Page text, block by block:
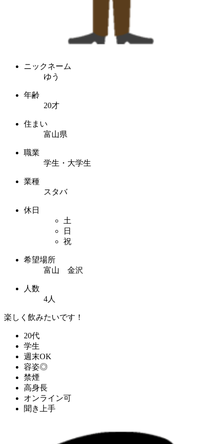
ニックネーム
ゆう
年齢
20才
住まい
富山県
職業
学生・大学生
業種
スタバ
休日
土
日
祝
希望場所
富山 金沢
人数
4人
楽しく飲みたいです！
20代
学生
週末OK
容姿◎
禁煙
高身長
オンライン可
聞き上手